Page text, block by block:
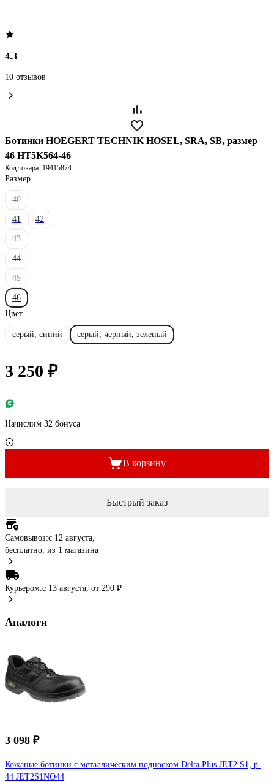
4.3
10 отзывов
Ботинки HOEGERT TECHNIK HOSEL, SRA, SB, размер
46 HT5K564-46
Код товара: 19415874
Размер
40
41 42
43
44
45
46
Цвет
серый, синий серый, черный, зеленый
3 250 ₽
Начислим 32 бонуса
В корзину
Быстрый заказ
Самовывоз:c 12 августа,
бесплатно, из 1 магазина
Курьером:c 13 августа, от 290 ₽
Аналоги
3 098 ₽
Кожаные ботинки с металлическим подноском Delta Plus JET2 S1, р.
44 JET2S1NO44